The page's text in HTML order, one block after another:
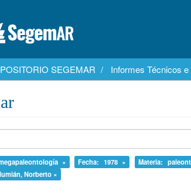
SEGEMAR Informes Técnicos e
× Fecha: 1978 × Materia:
Norberto ×